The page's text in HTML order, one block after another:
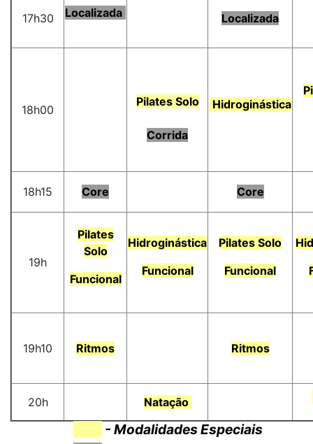
17h30 Localizada Localizada
18h00
Pilates Solo
Corrida
Hidroginástica
18h15 Core Core
19h
Pilates
Solo
Funcional
Hidroginástica
Funcional
Pilates Solo
Funcional
19h10 Ritmos Ritmos
20h Natação
- Modalidades Especiais